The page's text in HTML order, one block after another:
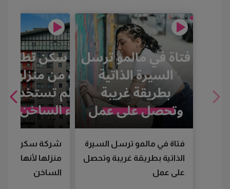
فتاة في مالمو ترسل السيرة
الذاتية بطريقة غريبة وتحصل
على عمل
شركة سكن
منزلها لأنها لم
الساخن